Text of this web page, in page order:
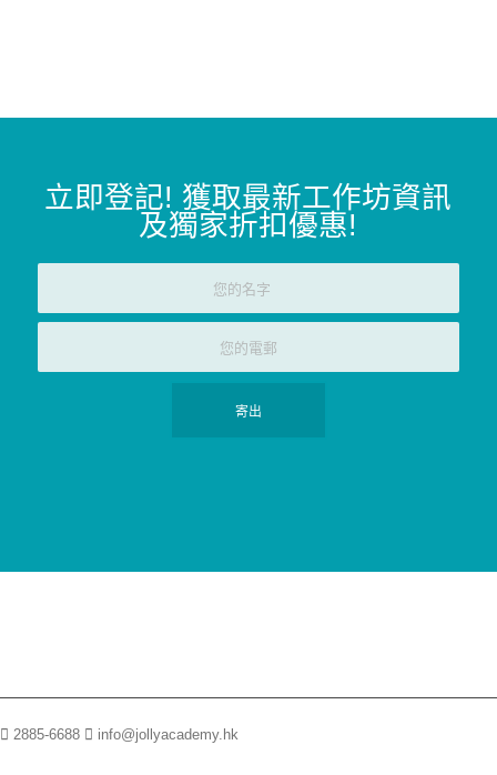
立即登記! 獲取最新工作坊資訊
及獨家折扣優惠!
2885-6688 info@jollyacademy.hk